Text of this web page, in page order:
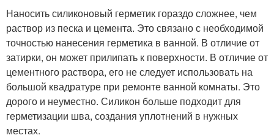
Наносить силиконовый герметик гораздо сложнее, чем
раствор из песка и цемента. Это связано с необходимой
точностью нанесения герметика в ванной. В отличие от
затирки, он может прилипать к поверхности. В отличие от
цементного раствора, его не следует использовать на
большой квадратуре при ремонте ванной комнаты. Это
дорого и неуместно. Силикон больше подходит для
герметизации шва, создания уплотнений в нужных
местах.